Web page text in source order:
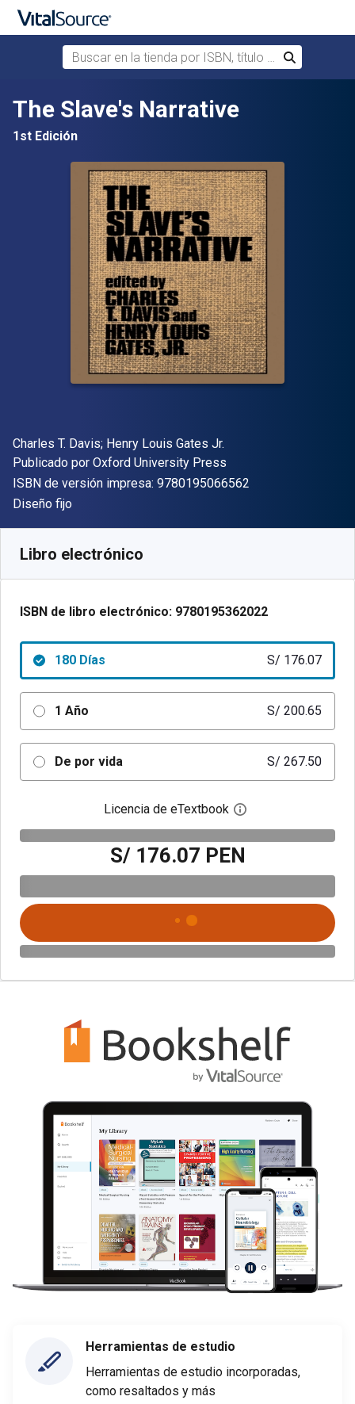
Saltar al contenido principal
Buscar en la tienda por ISBN, título o autor
Buscar
The Slave's Narrative
1st Edición
Autor(es)
Charles T. Davis; Henry Louis Gates Jr.
Editor
Publicado por Oxford University Press
ISBN de versión impresa: 9780195066562
Formato
Diseño fijo
Libro electrónico
ISBN de libro electrónico: 9780195362022
180 Días S/ 176.07
1 Año S/ 200.65
De por vida S/ 267.50
Licencia de eTextbook Abre el cuadro de
S/ 176.07 PEN
Herramientas de estudio
Herramientas de estudio incorporadas,
como resaltados y más